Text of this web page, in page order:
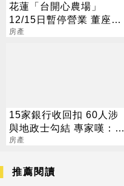
花蓮「台開心農場」
12/15日暫停營業 董座邱
于芸不捨道別
房產
15家銀行收回扣 60人涉
與地政士勾結 專家嘆：徹
查恐血流成河
房產
推薦閱讀